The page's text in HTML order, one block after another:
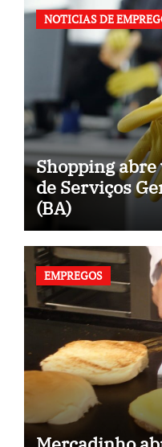
NOTICIAS DE
Shopping
de Serviços
(BA)
EMPREGOS